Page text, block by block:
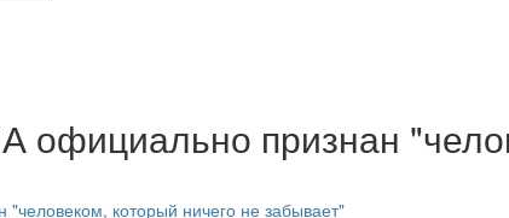
официально признан